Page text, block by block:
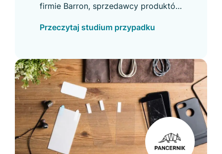
firmie Barron, sprzedawcy produktów
w e-commerce i osiągnąć inne ważne
Przeczytaj studium przypadku